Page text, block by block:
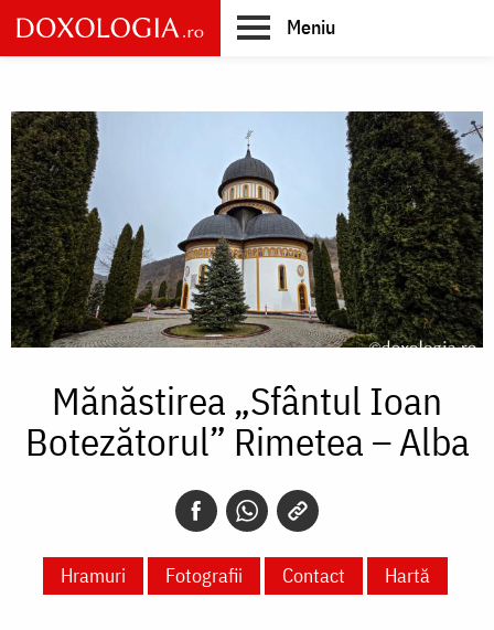
Skip
to
main
Meniu
Mănăstirea „Sfântul Ioan
Botezătorul” Rimetea – Alba
Hramuri Fotografii Contact Hartă